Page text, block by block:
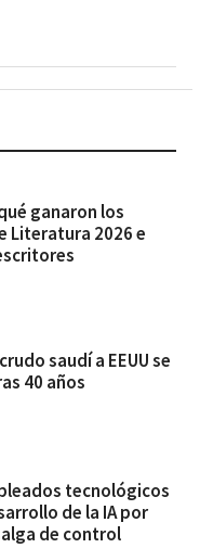
ganaron los
Literatura 2026 e
saudí a EEUU se
40 años
tecnológicos
de la IA por
de control